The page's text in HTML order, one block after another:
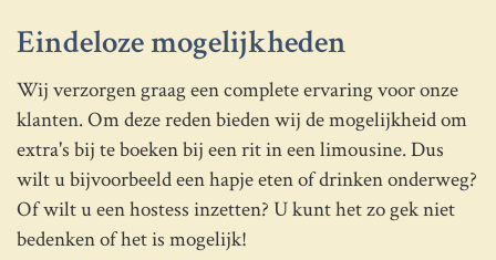
Eindeloze mogelijkheden
Wij verzorgen graag een complete ervaring voor onze
klanten. Om deze reden bieden wij de mogelijkheid om
extra's bij te boeken bij een rit in een limousine. Dus
wilt u bijvoorbeeld een hapje eten of drinken onderweg?
Of wilt u een hostess inzetten? U kunt het zo gek niet
bedenken of het is mogelijk!